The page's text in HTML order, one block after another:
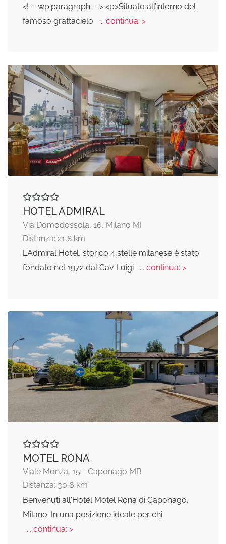
<!-- wp:paragraph --> <p>Situato all’interno del
famoso grattacielo
... continua: >
HOTEL ADMIRAL
Via Domodossola, 16, Milano MI
Distanza: 21,8 km
L'Admiral Hotel, storico 4 stelle milanese è stato
fondato nel 1972 dal Cav Luigi
... continua: >
MOTEL RONA
Viale Monza, 15 - Caponago MB
Distanza: 30,6 km
Benvenuti all'Hotel Motel Rona di Caponago,
Milano. In una posizione ideale per chi
... continua: >